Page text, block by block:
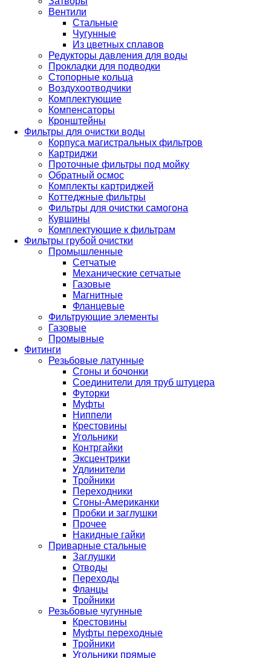
Вентили
Стальные
Чугунные
Из цветных сплавов
Редукторы давления для воды
Прокладки для подводки
Стопорные кольца
Воздухоотводчики
Комплектующие
Компенсаторы
Кронштейны
Фильтры для очистки воды
Корпуса магистральных фильтров
Картриджи
Проточные фильтры под мойку
Обратный осмос
Комплекты картриджей
Коттеджные фильтры
Фильтры для очистки самогона
Кувшины
Комплектующие к фильтрам
Фильтры грубой очистки
Промышленные
Сетчатые
Механические сетчатые
Газовые
Магнитные
Фланцевые
Фильтрующие элементы
Газовые
Промывные
Фитинги
Резьбовые латунные
Сгоны и бочонки
Соединители для труб штуцера
Футорки
Муфты
Ниппели
Крестовины
Угольники
Контргайки
Эксцентрики
Удлинители
Тройники
Переходники
Сгоны-Американки
Пробки и заглушки
Прочее
Накидные гайки
Приварные стальные
Заглушки
Отводы
Переходы
Фланцы
Тройники
Резьбовые чугунные
Крестовины
Муфты переходные
Тройники
Угольники прямые